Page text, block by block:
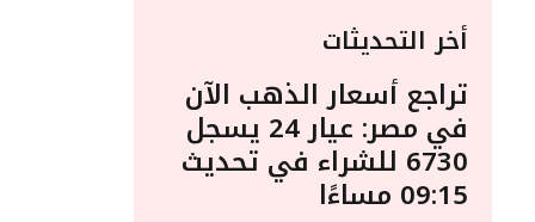
أخر التحديثات
تراجع أسعار الذهب الآن
في مصر: عيار 24 يسجل
6730 للشراء في تحديث
09:15 مساءًا